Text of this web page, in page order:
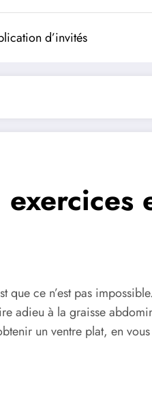
d’invités
que ce n’est pas
adieu à la graisse
un ventre plat, en